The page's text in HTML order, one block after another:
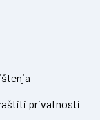
privatnosti